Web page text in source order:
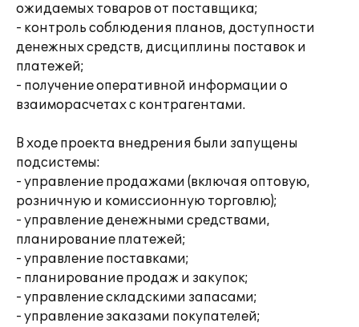
ожидаемых товаров от поставщика;
- контроль соблюдения планов, доступности
денежных средств, дисциплины поставок и
платежей;
- получение оперативной информации о
взаиморасчетах с контрагентами.
В ходе проекта внедрения были запущены
подсистемы:
- управление продажами (включая оптовую,
розничную и комиссионную торговлю);
- управление денежными средствами,
планирование платежей;
- управление поставками;
- планирование продаж и закупок;
- управление складскими запасами;
- управление заказами покупателей;